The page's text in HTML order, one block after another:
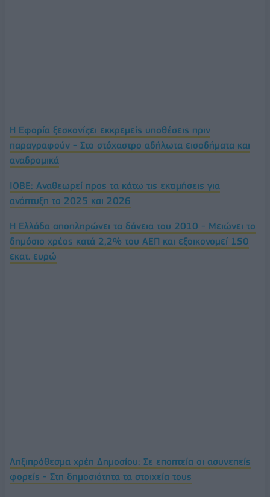
Η Εφορία ξεσκονίζει εκκρεμείς υποθέσεις πριν
παραγραφούν - Στο στόχαστρο αδήλωτα εισοδήματα και
αναδρομικά
IOBE: Αναθεωρεί προς τα κάτω τις εκτιμήσεις για
ανάπτυξη το 2025 και 2026
Η Ελλάδα αποπληρώνει τα δάνεια του 2010 - Mειώνει το
δημόσιο χρέος κατά 2,2% του ΑΕΠ και εξοικονομεί 150
εκατ. ευρώ
Ληξιπρόθεσμα χρέη Δημοσίου: Σε εποπτεία οι ασυνεπείς
φορείς - Στη δημοσιότητα τα στοιχεία τους